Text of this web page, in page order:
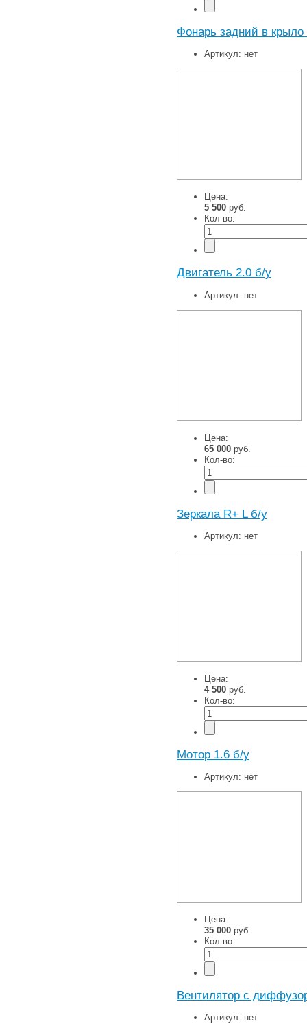
Фонарь задний в
Артикул: нет
Цена:
5 500 руб.
Кол-во:
Двигатель 2.0 б/у
Артикул: нет
Цена:
65 000 руб.
Кол-во:
Зеркала R+ L б/у
Артикул: нет
Цена:
4 500 руб.
Кол-во:
Мотор 1.6 б/у
Артикул: нет
Цена:
35 000 руб.
Кол-во:
Вентилятор с
Артикул: нет